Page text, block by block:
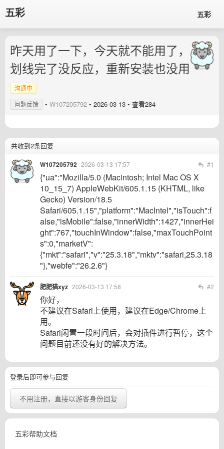
五彩 五彩
昨天用了一下，今天就不能用了，
划线完了没反应，重新安装也没用
沟通中
问题反馈
• W107205792 • 2026-03-13 • 查看284
共收到2条回复
W107205792 2026-03-13 17:57 #1
{"ua":"Mozilla/5.0 (Macintosh; Intel Mac OS X
10_15_7) AppleWebKit/605.1.15 (KHTML, like
Gecko) Version/18.5
Safari/605.1.15","platform":"MacIntel","isTouch":f
alse,"isMobile":false,"innerWidth":1427,"innerHei
ght":767,"touchInWindow":false,"maxTouchPoint
s":0,"marketV":
{"mkt":"safari","v":"25.3.18","mktv":"safari,25.3.18
"},"webfe":"26.2.6"}
肥肥猫xyz 2026-03-13 17:58 #2
你好，
不建议在Safari上使用，建议在Edge/Chrome上
用。
Safari闲置一段时间后，会对插件进行暂停，这个
问题目前还没有好的解决方法。
登录后即可参与回复
不用注册，直接以游客身份回复
五彩帮助文档